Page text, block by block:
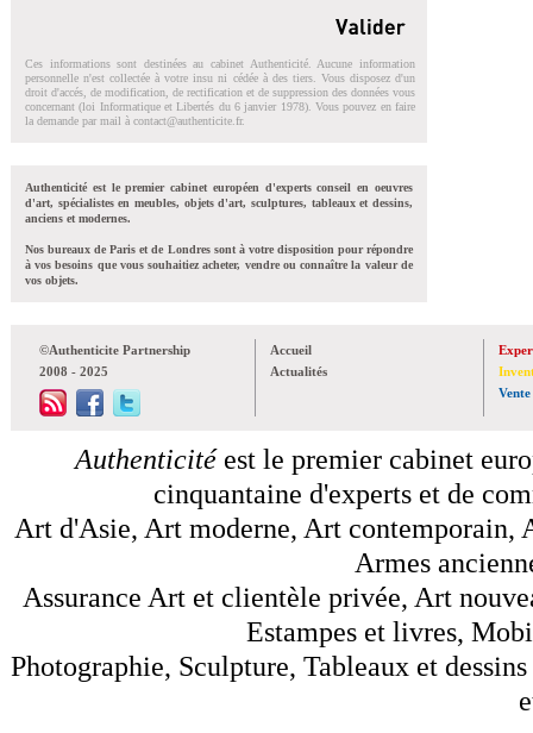
Ces informations sont destinées au cabinet Authenticité. Aucune information
personnelle n'est collectée à votre insu ni cédée à des tiers. Vous disposez d'un
droit d'accés, de modification, de rectification et de suppression des données vous
concernant (loi Informatique et Libertés du 6 janvier 1978). Vous pouvez en faire
la demande par mail à contact@authenticite.fr.
Authenticité est le premier cabinet européen d'experts conseil en oeuvres
d'art, spécialistes en meubles, objets d'art, sculptures, tableaux et dessins,
anciens et modernes.
Nos bureaux de Paris et de Londres sont à votre disposition pour répondre
à vos besoins que vous souhaitiez acheter, vendre ou connaître la valeur de
vos objets.
©Authenticite Partnership
2008 - 2025
Accueil
Actualités
Vente
Authenticitéest le premier cabinet
cinquantaine d'experts et de
Art d'Asie, Art moderne, Art contemporain,
Armes
Assurance Art et clientèle privée, Art
Estampes et livres,
Photographie, Sculpture, Tableaux et